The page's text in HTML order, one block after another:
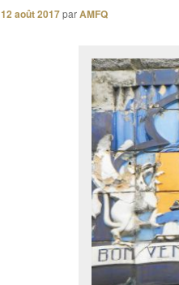
12 août 2017parAMFQ